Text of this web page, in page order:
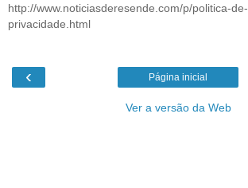
http://www.noticiasderesende.com/p/politica-de-
privacidade.html
‹ Página inicial
Ver a versão da Web